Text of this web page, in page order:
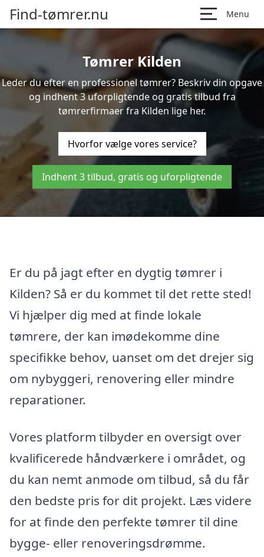
Find-tømrer.nu Menu
Tømrer Kilden
Leder du efter en professionel tømrer? Beskriv din opgave
og indhent 3 uforpligtende og gratis tilbud fra
tømrerfirmaer fra Kilden lige her.
Hvorfor vælge vores service?
Indhent 3 tilbud, gratis og uforpligtende
Er du på jagt efter en dygtig tømrer i
Kilden? Så er du kommet til det rette sted!
Vi hjælper dig med at finde lokale
tømrere, der kan imødekomme dine
specifikke behov, uanset om det drejer sig
om nybyggeri, renovering eller mindre
reparationer.
Vores platform tilbyder en oversigt over
kvalificerede håndværkere i området, og
du kan nemt anmode om tilbud, så du får
den bedste pris for dit projekt. Læs videre
for at finde den perfekte tømrer til dine
bygge- eller renoveringsdrømme.